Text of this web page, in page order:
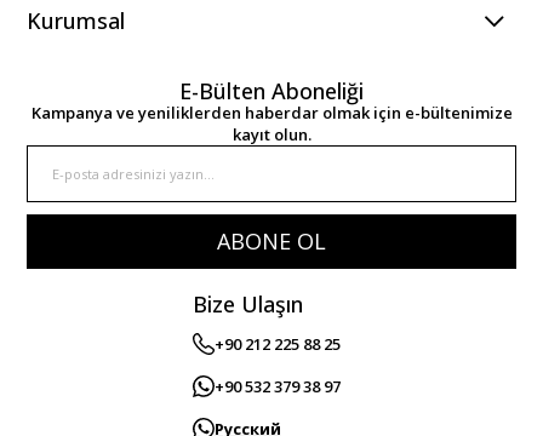
Kurumsal
E-Bülten Aboneliği
Kampanya ve yeniliklerden haberdar olmak için e-bültenimize
kayıt olun.
ABONE OL
Bize Ulaşın
+90 212 225 88 25
+90 532 379 38 97
Русский